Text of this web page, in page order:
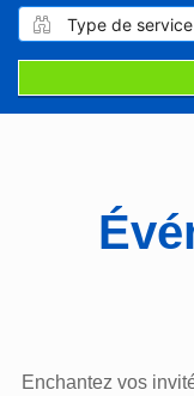
Enchantez vos